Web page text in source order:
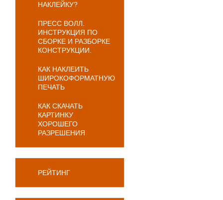
НАКЛЕЙКУ?
ПРЕСС ВОЛЛ.
ИНСТРУКЦИЯ ПО
СБОРКЕ И РАЗБОРКЕ
КОНСТРУКЦИИ.
КАК НАКЛЕИТЬ
ШИРОКОФОРМАТНУЮ
ПЕЧАТЬ
КАК СКАЧАТЬ
КАРТИНКУ
ХОРОШЕГО
РАЗРЕШЕНИЯ
РЕЙТИНГ